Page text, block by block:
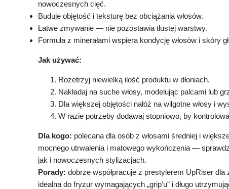
nowoczesnych cięć.
Buduje objętość i teksturę bez obciążania włosów.
Łatwe zmywanie — nie pozostawia tłustej warstwy.
Formuła z minerałami wspiera kondycję włosów i skóry
Jak używać:
Rozetrzyj niewielką ilość produktu w dłoniach.
Nakładaj na suche włosy, modelując palcami lub
Dla większej objętości nałóż na wilgotne włosy i
W razie potrzeby dodawaj stopniowo, by
Dla kogo: polecana dla osób z włosami średniej i
mocnego utrwalenia i matowego wykończenia —
jak i nowoczesnych stylizacjach.
Porady: dobrze współpracuje z prestylerem UpRiser
idealna do fryzur wymagających „grip’u” i długo